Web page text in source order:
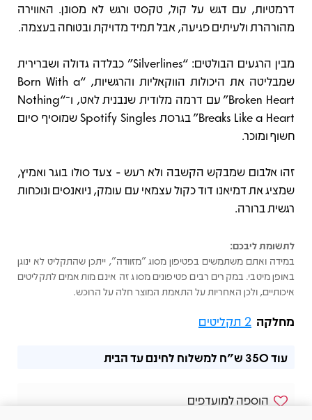
דרמטיות, עם דגש על קול, טקסט ורגש לא מסונן. האווירה
מהורהרת ולעיתים פגיעה, אבל תמיד מדויקת ובטוחה בעצמה.
מבין הרגעים הבולטים: “Silverlines” כבלדה גדולה ושברירית
שמבליטה את היכולות הווקאליות והרגשיות, “Born With a
Broken Heart” עם דרמה מלודית שנבנית לאט, ו־“Nothing
Breaks Like a Heart” בגרסת Spotify Singles שמוסיף סיום
חשוף ומוכר.
זהו אלבום שמבקש הקשבה ולא רעש - צעד סולו בוגר ואמיץ,
שמציג את דמיאנו דוד כקול עצמאי עם עומק, ניואנסים ונוכחות
רגשית ברורה.
לתשומת ליבכם:
במידה ואתם משתמשים בפטיפון מסוג "מזוודה", ייתכן שהתקליט לא ינוגן
באופן מיטבי. במקרים רבים פטיפונים מסוג זה אינם מותאמים לתקליטים
איכותיים, ולכן האחריות על התאמת המוצר חלה על הרוכש.
מחלקה 2 תקליטים
עוד350 ש"ח למשלוח לחינם עד הבית
הוספה למועדפים